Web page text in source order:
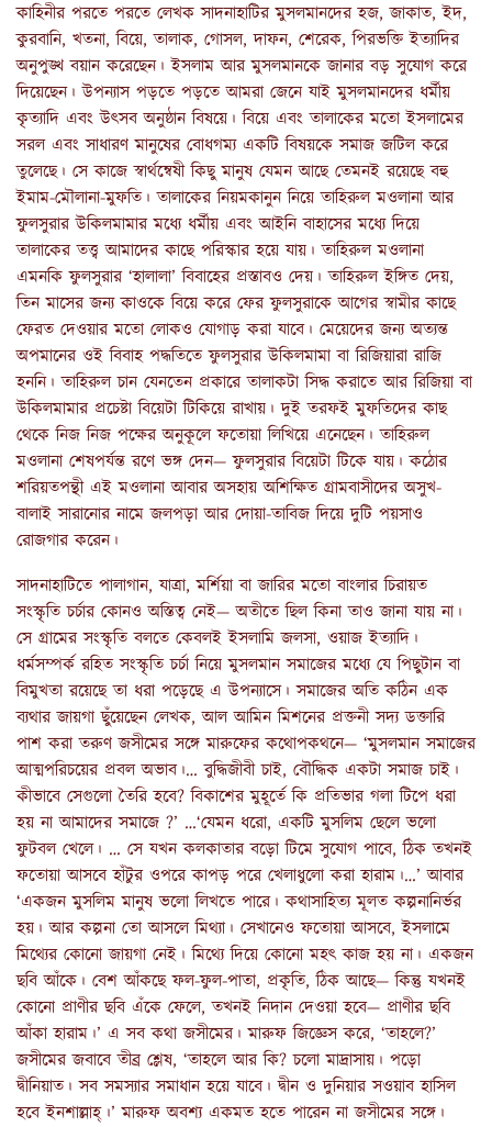
কাহিনীর পরতে পরতে লেখক সাদনাহাটির মুসলমানদের হজ, জাকাত, ইদ,
কুরবানি, খতনা, বিয়ে, তালাক, গোসল, দাফন, শেরেক, পিরভক্তি ইত্যাদির
অনুপুঙ্খ বয়ান করেছেন। ইসলাম আর মুসলমানকে জানার বড় সুযোগ করে
দিয়েছেন। উপন্যাস পড়তে পড়তে আমরা জেনে যাই মুসলমানদের ধর্মীয়
কৃত্যাদি এবং উৎসব অনুষ্ঠান বিষয়ে। বিয়ে এবং তালাকের মতো ইসলামের
সরল এবং সাধারণ মানুষের বোধগম্য একটি বিষয়কে সমাজ জটিল করে
তুলেছে। সে কাজে স্বার্থন্বেষী কিছু মানুষ যেমন আছে তেমনই রয়েছে বহু
ইমাম-মৌলানা-মুফতি। তালাকের নিয়মকানুন নিয়ে তাহিরুল মওলানা আর
ফুলসুরার উকিলমামার মধ্যে ধর্মীয় এবং আইনি বাহাসের মধ্যে দিয়ে
তালাকের তত্ত্ব আমাদের কাছে পরিস্কার হয়ে যায়। তাহিরুল মওলানা
এমনকি ফুলসুরার ‘হালালা’ বিবাহের প্রস্তাবও দেয়। তাহিরুল ইঙ্গিত দেয়,
তিন মাসের জন্য কাওকে বিয়ে করে ফের ফুলসুরাকে আগের স্বামীর কাছে
ফেরত দেওয়ার মতো লোকও যোগাড় করা যাবে। মেয়েদের জন্য অত্যন্ত
অপমানের ওই বিবাহ পদ্ধতিতে ফুলসুরার উকিলমামা বা রিজিয়ারা রাজি
হননি। তাহিরুল চান যেনতেন প্রকারে তালাকটা সিদ্ধ করাতে আর রিজিয়া বা
উকিলমামার প্রচেষ্টা বিয়েটা টিকিয়ে রাখায়। দুই তরফই মুফতিদের কাছ
থেকে নিজ নিজ পক্ষের অনুকূলে ফতোয়া লিখিয়ে এনেছেন। তাহিরুল
মওলানা শেষপর্যন্ত রণে ভঙ্গ দেন— ফুলসুরার বিয়েটা টিকে যায়। কঠোর
শরিয়তপন্থী এই মওলানা আবার অসহায় অশিক্ষিত গ্রামবাসীদের অসুখ-
বালাই সারানোর নামে জলপড়া আর দোয়া-তাবিজ দিয়ে দুটি পয়সাও
রোজগার করেন।
সাদনাহাটিতে পালাগান, যাত্রা, মর্শিয়া বা জারির মতো বাংলার চিরায়ত
সংস্কৃতি চর্চার কোনও অস্তিত্ব নেই— অতীতে ছিল কিনা তাও জানা যায় না।
সে গ্রামের সংস্কৃতি বলতে কেবলই ইসলামি জলসা, ওয়াজ ইত্যাদি।
ধর্মসম্পর্ক রহিত সংস্কৃতি চর্চা নিয়ে মুসলমান সমাজের মধ্যে যে পিছুটান বা
বিমুখতা রয়েছে তা ধরা পড়েছে এ উপন্যাসে। সমাজের অতি কঠিন এক
ব্যথার জায়গা ছুঁয়েছেন লেখক, আল আমিন মিশনের প্রক্তনী সদ্য ডক্তারি
পাশ করা তরুণ জসীমের সঙ্গে মারুফের কথোপকথনে— ‘মুসলমান সমাজের
আত্মপরিচয়ের প্রবল অভাব।… বুদ্ধিজীবী চাই, বৌদ্ধিক একটা সমাজ চাই।
কীভাবে সেগুলো তৈরি হবে? বিকাশের মুহূর্তে কি প্রতিভার গলা টিপে ধরা
হয় না আমাদের সমাজে ?’ …‘যেমন ধরো, একটি মুসলিম ছেলে ভলো
ফুটবল খেলে। … সে যখন কলকাতার বড়ো টিমে সুযোগ পাবে, ঠিক তখনই
ফতোয়া আসবে হাঁটুর ওপরে কাপড় পরে খেলাধুলো করা হারাম।…’ আবার
‘একজন মুসলিম মানুষ ভলো লিখতে পারে। কথাসাহিত্য মূলত কল্পনানির্ভর
হয়। আর কল্পনা তো আসলে মিথ্যা। সেখানেও ফতোয়া আসবে, ইসলামে
মিথ্যের কোনো জায়গা নেই। মিথ্যে দিয়ে কোনো মহৎ কাজ হয় না। একজন
ছবি আঁকে। বেশ আঁকছে ফল-ফুল-পাতা, প্রকৃতি, ঠিক আছে— কিন্তু যখনই
কোনো প্রাণীর ছবি এঁকে ফেলে, তখনই নিদান দেওয়া হবে— প্রাণীর ছবি
আঁকা হারাম।’ এ সব কথা জসীমের। মারুফ জিজ্ঞেস করে, ‘তাহলে?’
জসীমের জবাবে তীব্র শ্লেষ, ‘তাহলে আর কি? চলো মাদ্রাসায়। পড়ো
দ্বীনিয়াত। সব সমস্যার সমাধান হয়ে যাবে। দ্বীন ও দুনিয়ার সওয়াব হাসিল
হবে ইনশাল্লাহ্।’ মারুফ অবশ্য একমত হতে পারেন না জসীমের সঙ্গে।